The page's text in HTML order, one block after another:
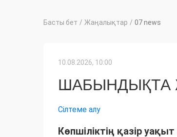
Басты бет / Жаңалықтар / 07 news
10.08.2026, 10:00
ШАБЫНДЫҚТА
Сілтеме алу
Көпшіліктің қазір